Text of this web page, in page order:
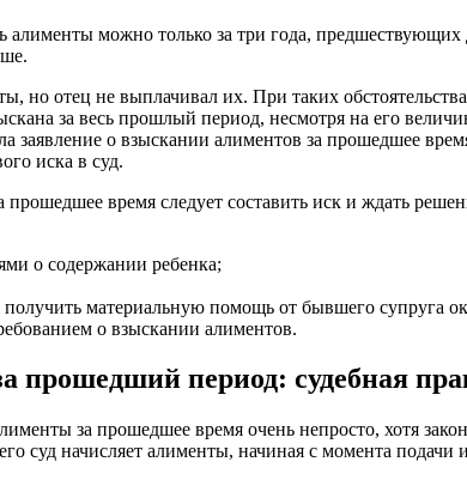
можно только за три года, предшествующих
но отец не выплачивал их. При таких
за весь прошлый период, несмотря на его
заявление о взыскании алиментов за прошедшее
иска в суд.
время следует составить иск и ждать
о содержании ребенка;
материальную помощь от бывшего супруга
о взыскании алиментов.
прошедший период: судебная
за прошедшее время очень непросто, хотя
суд начисляет алименты, начиная с момента